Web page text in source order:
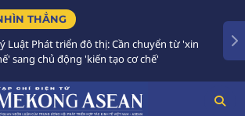
Bế mạc Hội nghị Ngoại giao
vào giai đoạn hành động mới